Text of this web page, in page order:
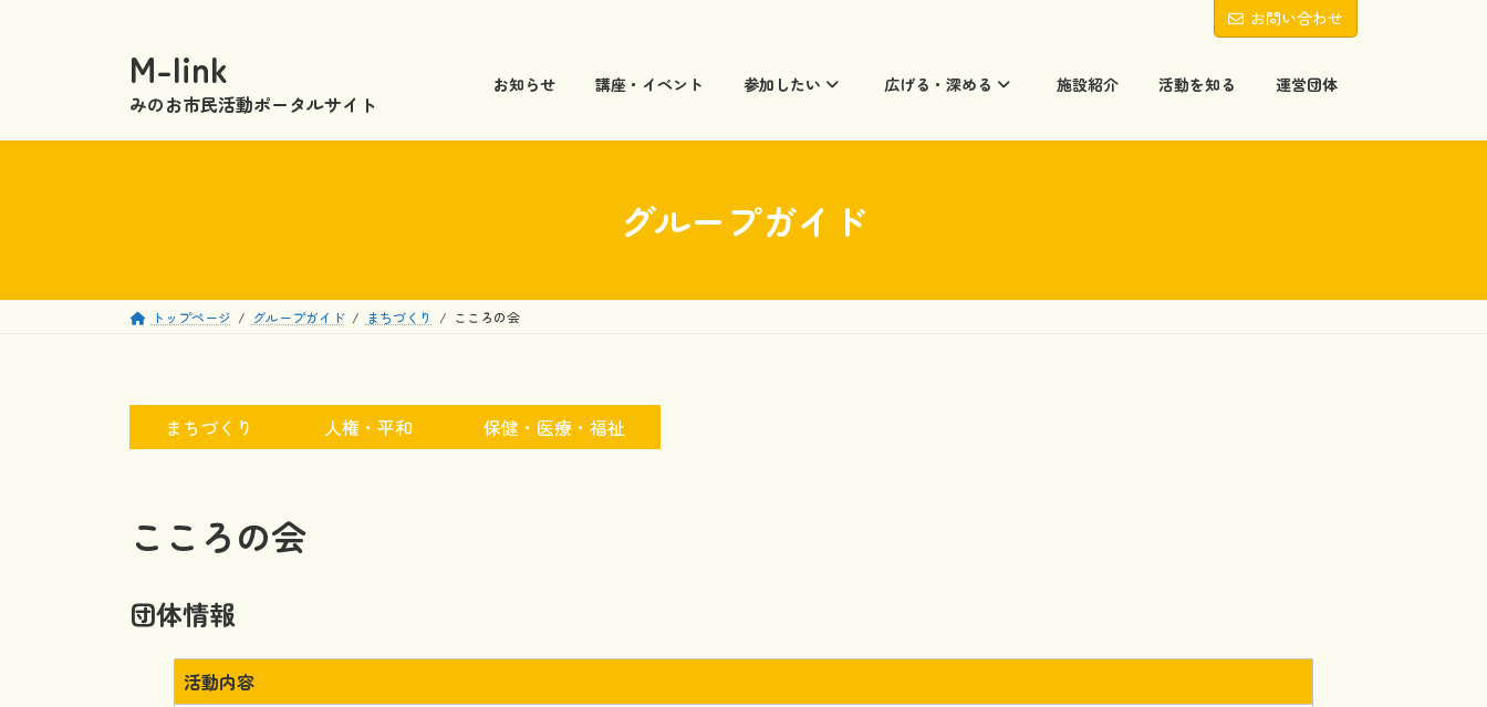
へ
ョ
お問い合わせ
M-link
みのお市民活動ポータルサイト
お知らせ 講座・イベント 参加したい 広げる・深める 施設紹介 活動を知る 運営団体
グループガイド
トップページ グループガイド まちづくり こころの会
まちづくり 人権・平和 保健・医療・福祉
こころの会
団体情報
活動内容